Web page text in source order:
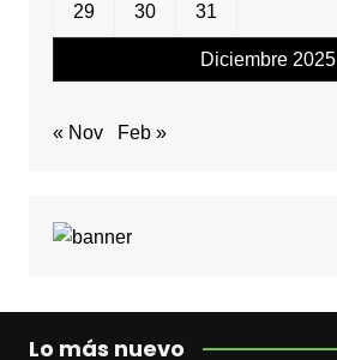
Diciembre 2025
29 30 31
« Nov Feb »
Lo más nuevo